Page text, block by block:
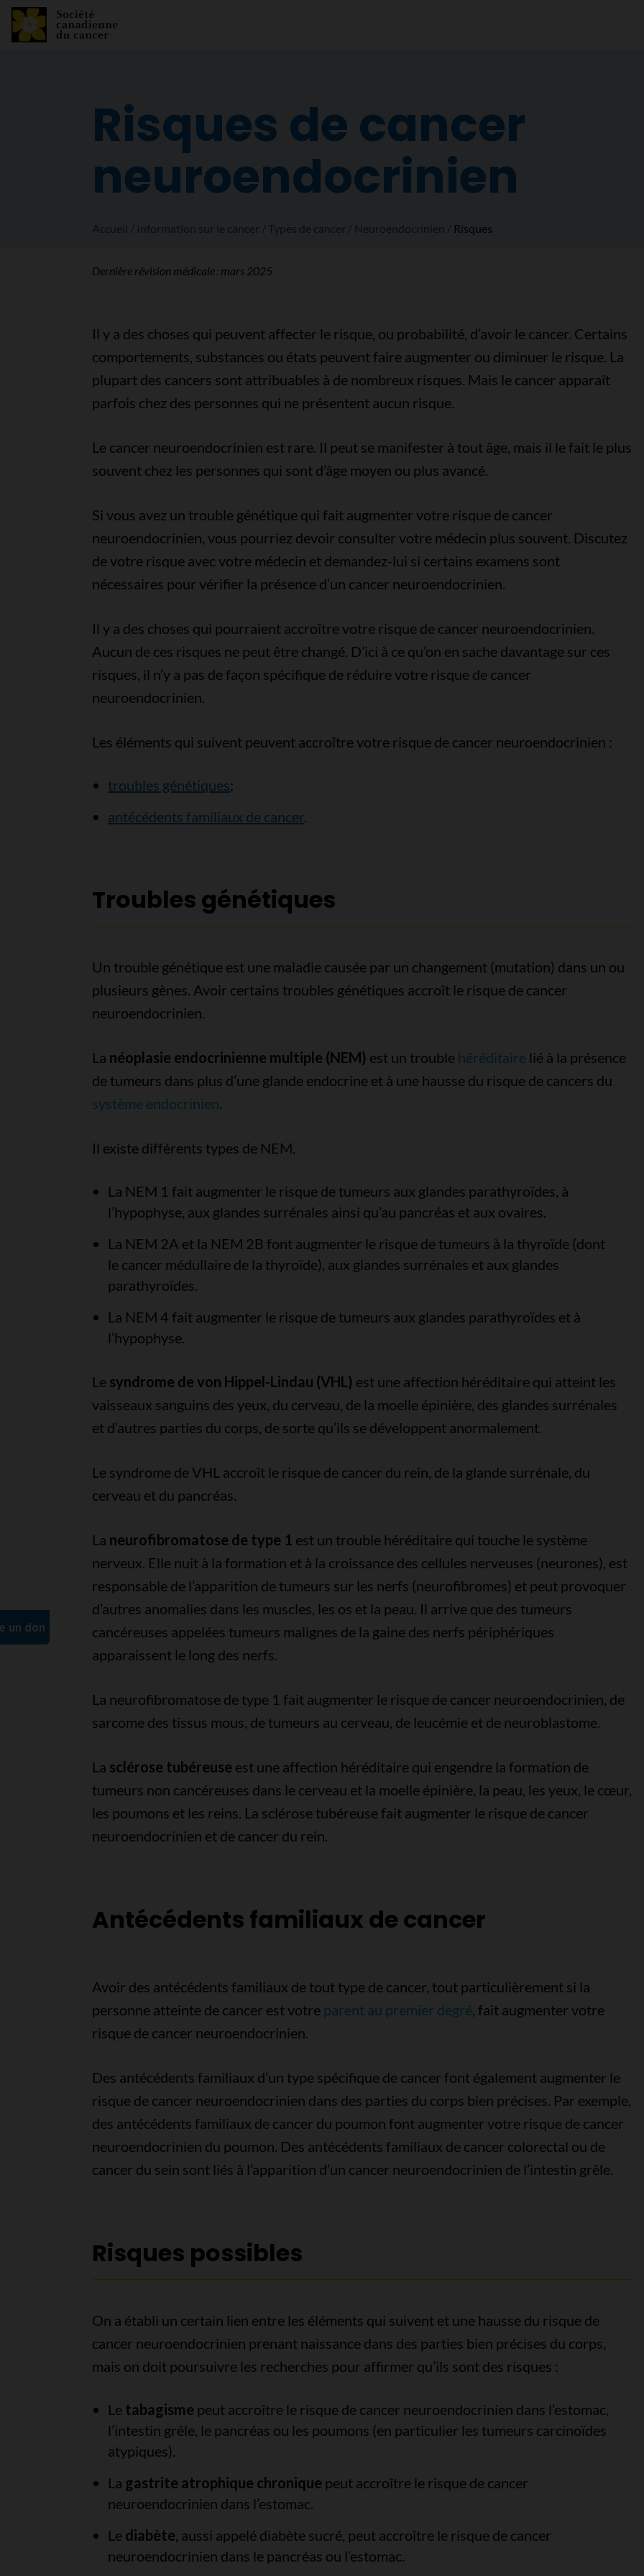
Risques de cancer
neuroendocrinien
Accueil Information sur le cancer Types de cancer Neuroendocrinien Risques
Dernière révision médicale : mars 2025
Il y a des choses qui peuvent affecter le risque, ou probabilité, d’avoir le cancer. Certains
comportements, substances ou états peuvent faire augmenter ou diminuer le risque. La
plupart des cancers sont attribuables à de nombreux risques. Mais le cancer apparaît
parfois chez des personnes qui ne présentent aucun risque.
Le cancer neuroendocrinien est rare. Il peut se manifester à tout âge, mais il le fait le plus
souvent chez les personnes qui sont d’âge moyen ou plus avancé.
Si vous avez un trouble génétique qui fait augmenter votre risque de cancer
neuroendocrinien, vous pourriez devoir consulter votre médecin plus souvent. Discutez
de votre risque avec votre médecin et demandez-lui si certains examens sont
nécessaires pour vérifier la présence d’un cancer neuroendocrinien.
Il y a des choses qui pourraient accroître votre risque de cancer neuroendocrinien.
Aucun de ces risques ne peut être changé. D’ici à ce qu’on en sache davantage sur ces
risques, il n’y a pas de façon spécifique de réduire votre risque de cancer
neuroendocrinien.
Les éléments qui suivent peuvent accroître votre risque de cancer neuroendocrinien :
troubles génétiques;
antécédents familiaux de cancer.
Troubles génétiques
Un trouble génétique est une maladie causée par un changement (mutation) dans un ou
plusieurs gènes. Avoir certains troubles génétiques accroît le risque de cancer
neuroendocrinien.
La néoplasie endocrinienne multiple (NEM) est un trouble héréditairelié à la présence
de tumeurs dans plus d’une glande endocrine et à une hausse du risque de cancers du
système endocrinien.
Il existe différents types de NEM.
La NEM 1 fait augmenter le risque de tumeurs aux glandes parathyroïdes, à
l’hypophyse, aux glandes surrénales ainsi qu’au pancréas et aux ovaires.
La NEM 2A et la NEM 2B font augmenter le risque de tumeurs à la thyroïde (dont
le cancer médullaire de la thyroïde), aux glandes surrénales et aux glandes
parathyroïdes.
La NEM 4 fait augmenter le risque de tumeurs aux glandes parathyroïdes et à
l’hypophyse.
Le syndrome de von Hippel-Lindau (VHL) est une affection héréditaire qui atteint les
vaisseaux sanguins des yeux, du cerveau, de la moelle épinière, des glandes surrénales
et d’autres parties du corps, de sorte qu’ils se développent anormalement.
Le syndrome de VHL accroît le risque de cancer du rein, de la glande surrénale, du
cerveau et du pancréas.
La neurofibromatose de type 1 est un trouble héréditaire qui touche le système
nerveux. Elle nuit à la formation et à la croissance des cellules nerveuses (neurones), est
responsable de l’apparition de tumeurs sur les nerfs (neurofibromes) et peut provoquer
d’autres anomalies dans les muscles, les os et la peau. Il arrive que des tumeurs
cancéreuses appelées tumeurs malignes de la gaine des nerfs périphériques
apparaissent le long des nerfs.
La neurofibromatose de type 1 fait augmenter le risque de cancer neuroendocrinien, de
sarcome des tissus mous, de tumeurs au cerveau, de leucémie et de neuroblastome.
La sclérose tubéreuse est une affection héréditaire qui engendre la formation de
tumeurs non cancéreuses dans le cerveau et la moelle épinière, la peau, les yeux, le cœur,
les poumons et les reins. La sclérose tubéreuse fait augmenter le risque de cancer
neuroendocrinien et de cancer du rein.
Antécédents familiaux de cancer
Avoir des antécédents familiaux de tout type de cancer, tout particulièrement si la
personne atteinte de cancer est votre parent au premier degré, fait augmenter votre
risque de cancer neuroendocrinien.
Des antécédents familiaux d’un type spécifique de cancer font également augmenter le
risque de cancer neuroendocrinien dans des parties du corps bien précises. Par exemple,
des antécédents familiaux de cancer du poumon font augmenter votre risque de cancer
neuroendocrinien du poumon. Des antécédents familiaux de cancer colorectal ou de
cancer du sein sont liés à l’apparition d’un cancer neuroendocrinien de l’intestin grêle.
Risques possibles
On a établi un certain lien entre les éléments qui suivent et une hausse du risque de
cancer neuroendocrinien prenant naissance dans des parties bien précises du corps,
mais on doit poursuivre les recherches pour affirmer qu’ils sont des risques :
Le tabagisme peut accroître le risque de cancer neuroendocrinien dans l’estomac,
l’intestin grêle, le pancréas ou les poumons (en particulier les tumeurs carcinoïdes
atypiques).
La gastrite atrophique chronique peut accroître le risque de cancer
neuroendocrinien dans l’estomac.
Le diabète, aussi appelé diabète sucré, peut accroître le risque de cancer
neuroendocrinien dans le pancréas ou l’estomac.